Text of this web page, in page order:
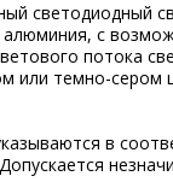
светодиодный
с
потока
или темно-сером
в